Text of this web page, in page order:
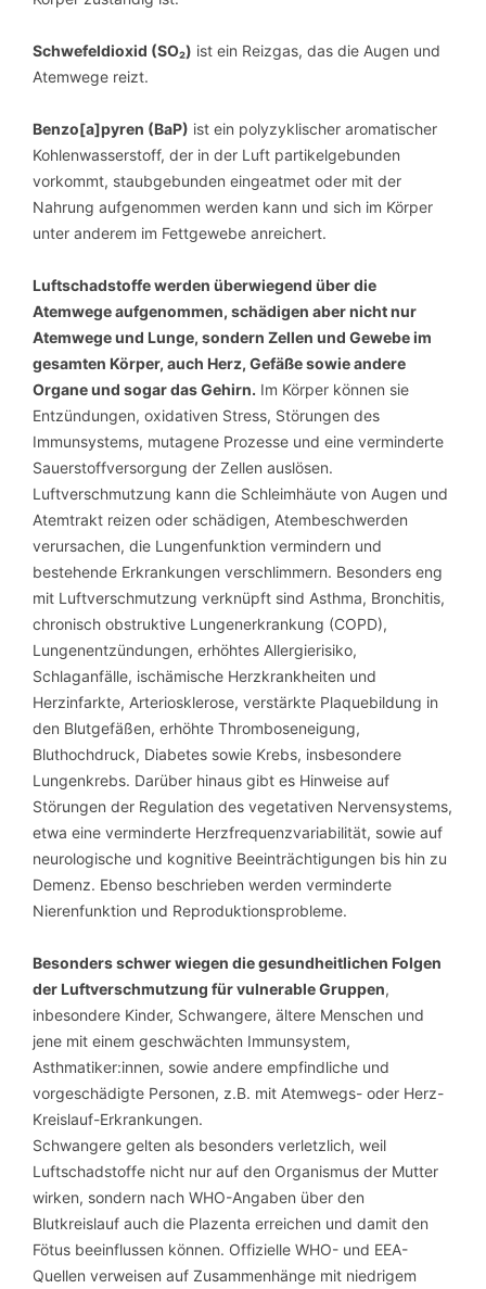
Schwefeldioxid (SO₂) ist ein Reizgas, das die Augen und
Atemwege reizt.
Benzo[a]pyren (BaP) ist ein polyzyklischer aromatischer
Kohlenwasserstoff, der in der Luft partikelgebunden
vorkommt, staubgebunden eingeatmet oder mit der
Nahrung aufgenommen werden kann und sich im Körper
unter anderem im Fettgewebe anreichert.
Luftschadstoffe werden überwiegend über die
Atemwege aufgenommen, schädigen aber nicht nur
Atemwege und Lunge, sondern Zellen und Gewebe im
gesamten Körper, auch Herz, Gefäße sowie andere
Organe und sogar das Gehirn. Im Körper können sie
Entzündungen, oxidativen Stress, Störungen des
Immunsystems, mutagene Prozesse und eine verminderte
Sauerstoffversorgung der Zellen auslösen.
Luftverschmutzung kann die Schleimhäute von Augen und
Atemtrakt reizen oder schädigen, Atembeschwerden
verursachen, die Lungenfunktion vermindern und
bestehende Erkrankungen verschlimmern. Besonders eng
mit Luftverschmutzung verknüpft sind Asthma, Bronchitis,
chronisch obstruktive Lungenerkrankung (COPD),
Lungenentzündungen, erhöhtes Allergierisiko,
Schlaganfälle, ischämische Herzkrankheiten und
Herzinfarkte, Arteriosklerose, verstärkte Plaquebildung in
den Blutgefäßen, erhöhte Thromboseneigung,
Bluthochdruck, Diabetes sowie Krebs, insbesondere
Lungenkrebs. Darüber hinaus gibt es Hinweise auf
Störungen der Regulation des vegetativen Nervensystems,
etwa eine verminderte Herzfrequenzvariabilität, sowie auf
neurologische und kognitive Beeinträchtigungen bis hin zu
Demenz. Ebenso beschrieben werden verminderte
Nierenfunktion und Reproduktionsprobleme.
Besonders schwer wiegen die gesundheitlichen Folgen
der Luftverschmutzung für vulnerable Gruppen,
inbesondere Kinder, Schwangere, ältere Menschen und
jene mit einem geschwächten Immunsystem,
Asthmatiker:innen, sowie andere empfindliche und
vorgeschädigte Personen, z.B. mit Atemwegs- oder Herz-
Kreislauf-Erkrankungen.
Schwangere gelten als besonders verletzlich, weil
Luftschadstoffe nicht nur auf den Organismus der Mutter
wirken, sondern nach WHO-Angaben über den
Blutkreislauf auch die Plazenta erreichen und damit den
Fötus beeinflussen können. Offizielle WHO- und EEA-
Quellen verweisen auf Zusammenhänge mit niedrigem